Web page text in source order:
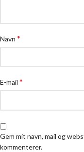
Navn *
E-mail *
Gem mit navn, mail og
kommenterer.